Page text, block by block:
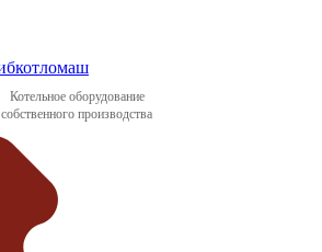
Котельное оборудование
собственного производства